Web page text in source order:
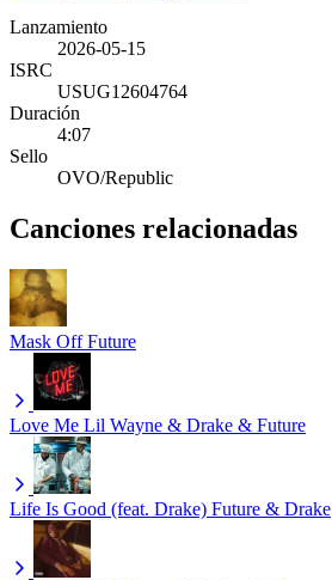
Lanzamiento
2026-05-15
ISRC
USUG12604764
Duración
4:07
Sello
OVO/Republic
Canciones relacionadas
Mask Off Future
Love Me Lil Wayne & Drake & Future
Life Is Good (feat. Drake) Future & Drake